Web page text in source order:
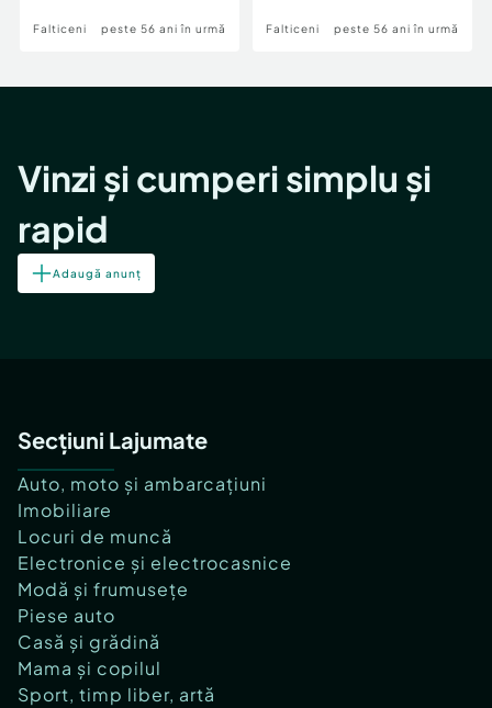
Falticeni peste 56 ani în urmă Falticeni peste 56 ani în urmă
Vinzi și cumperi simplu și
rapid
Adaugă anunț
Secțiuni Lajumate
Auto, moto și ambarcațiuni
Imobiliare
Locuri de muncă
Electronice și electrocasnice
Modă și frumusețe
Piese auto
Casă și grădină
Mama și copilul
Sport, timp liber, artă